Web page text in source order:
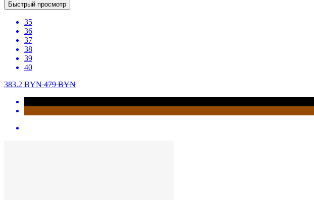
Быстрый просмотр
35
36
37
38
39
40
383.2 BYN479BYN